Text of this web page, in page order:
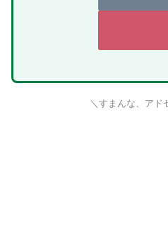
＼すまんな、アド